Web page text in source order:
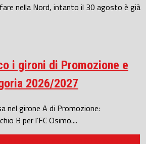
nella Nord, intanto il 30 agosto è già
i gironi di Promozione e
2026/2027
nel girone A di Promozione:
B per l’FC Osimo....